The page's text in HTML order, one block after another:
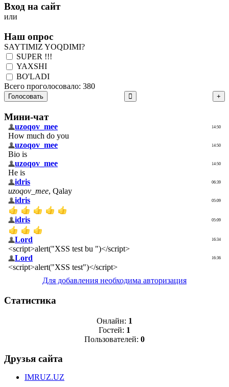
Вход на сайт
или
Наш опрос
SAYTIMIZ YOQDIMI?
SUPER !!!
YAXSHI
BO'LADI
Всего проголосовало: 380
Голосовать
Мини-чат
Для добавления необходима авторизация
Статистика
Онлайн: 1
Гостей: 1
Пользователей: 0
Друзья сайта
IMRUZ.UZ